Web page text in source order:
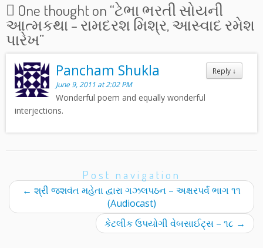
One thought on “ટેભા ભરતી સોયની
આત્મકથા – રામદરશ મિશ્ર, આસ્વાદ રમેશ
પારેખ”
Reply ↓
Pancham Shukla
June 9, 2011 at 2:02 PM
Wonderful poem and equally wonderful
interjections.
Post navigation
← શ્રી જશવંત મહેતા દ્વારા ગઝલપઠન – અક્ષરપર્વ ભાગ ૧૧
(Audiocast)
કેટલીક ઉપયોગી વેબસાઈટ્સ – ૧૮ →